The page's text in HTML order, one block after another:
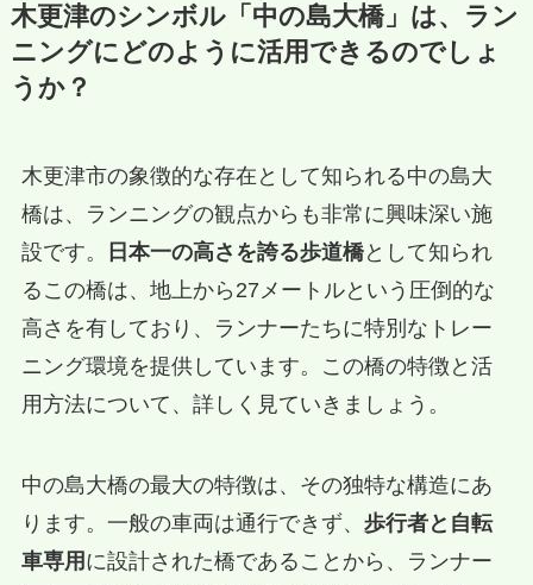
木更津のシンボル「中の島大橋」は、ラン
ニングにどのように活用できるのでしょ
うか？
木更津市の象徴的な存在として知られる中の島大
橋は、ランニングの観点からも非常に興味深い施
設です。
日本一の高さを誇る歩道橋として知られ
るこの橋は、地上から27メートルという圧倒的な
高さを有しており、ランナーたちに特別なトレー
ニング環境を提供しています。この橋の特徴と活
用方法について、詳しく見ていきましょう。
中の島大橋の最大の特徴は、その独特な構造にあ
ります。一般の車両は通行できず、 歩行者と自転
車専用 に設計された橋であることから、ランナー